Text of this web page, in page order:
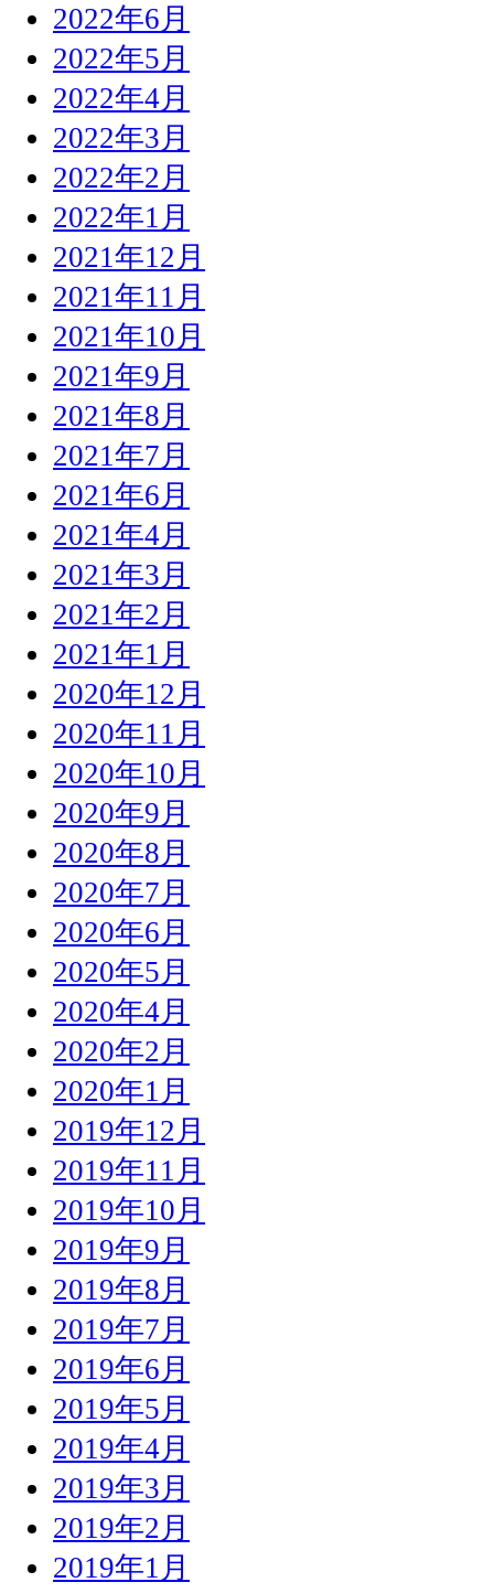
2022年6月
2022年5月
2022年4月
2022年3月
2022年2月
2022年1月
2021年12月
2021年11月
2021年10月
2021年9月
2021年8月
2021年7月
2021年6月
2021年4月
2021年3月
2021年2月
2021年1月
2020年12月
2020年11月
2020年10月
2020年9月
2020年8月
2020年7月
2020年6月
2020年5月
2020年4月
2020年2月
2020年1月
2019年12月
2019年11月
2019年10月
2019年9月
2019年8月
2019年7月
2019年6月
2019年5月
2019年4月
2019年3月
2019年2月
2019年1月